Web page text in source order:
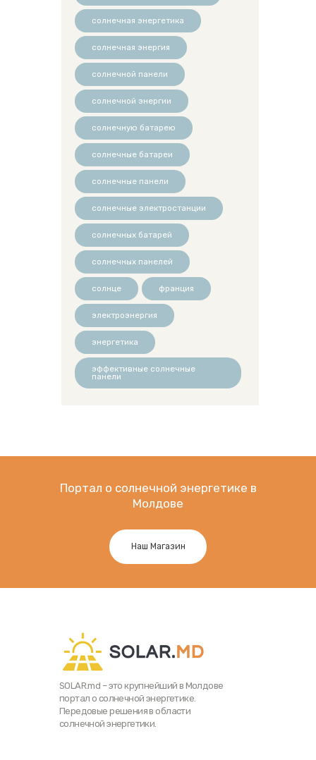
солнечная энергетика
солнечная энергия
солнечной панели
солнечной энергии
солнечную батарею
солнечные батареи
солнечные панели
солнечные электростанции
солнечных батарей
солнечных панелей
солнце франция
электроэнергия
энергетика
эффективные солнечные
панели
Портал о солнечной энергетике в
Молдове
Наш Магазин
SOLAR.md – это крупнейший в Молдове
портал о солнечной энергетике.
Передовые решения в области
солнечной энергетики.